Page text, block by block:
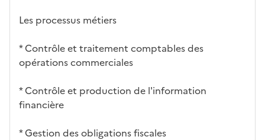
d
at
e
Les processus métiers
* Contrôle et traitement comptables des
opérations commerciales
* Contrôle et production de l'information
financière
* Gestion des obligations fiscales